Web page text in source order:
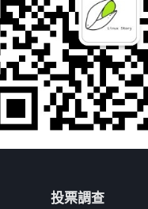
投票調查